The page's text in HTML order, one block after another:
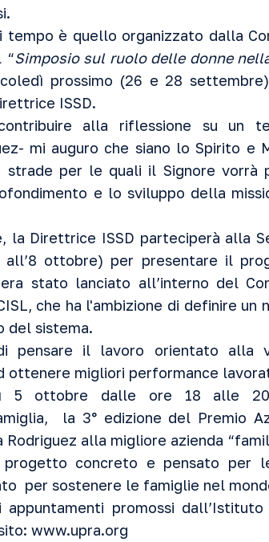
tempo è quello organizzato dalla
“Simposio sul ruolo delle donne
prossimo (26 e 28
ISSD.
alla riflessione su un
mi auguro che siano lo Spirito e
strade per le quali il Signore vorrà
e lo sviluppo della
la Direttrice ISSD parteciperà alla
ottobre) per presentare il
stato lanciato all’interno del
che ha l'ambizione di definire un
del sistema.
pensare il lavoro orientato alla
ottenere migliori performance
5 ottobre dalle ore 18 alle
la 3° edizione del Premio
Rodriguez alla migliore azienda
progetto concreto e pensato
per sostenere le famiglie nel
promossi
www.upra.org